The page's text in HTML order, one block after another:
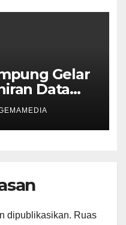
Gelar
Data
dipublikasikan. Ruas